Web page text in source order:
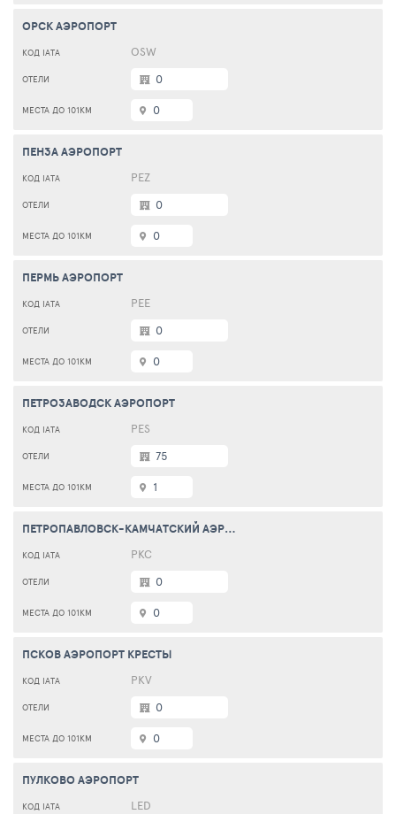
ОРСК АЭРОПОРТ
OSW
0
0
ПЕНЗА АЭРОПОРТ
PEZ
0
0
ПЕРМЬ АЭРОПОРТ
PEE
0
0
ПЕТРОЗАВОДСК АЭРОПОРТ
PES
75
1
ПЕТРОПАВЛОВСК-КАМЧАТСКИЙ АЭРОПОРТ ЕЛИЗОВО
PKC
0
0
ПСКОВ АЭРОПОРТ КРЕСТЫ
PKV
0
0
ПУЛКОВО АЭРОПОРТ
LED